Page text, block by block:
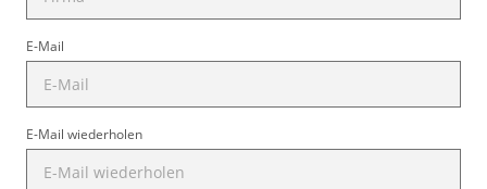
E-Mail
E-Mail wiederholen